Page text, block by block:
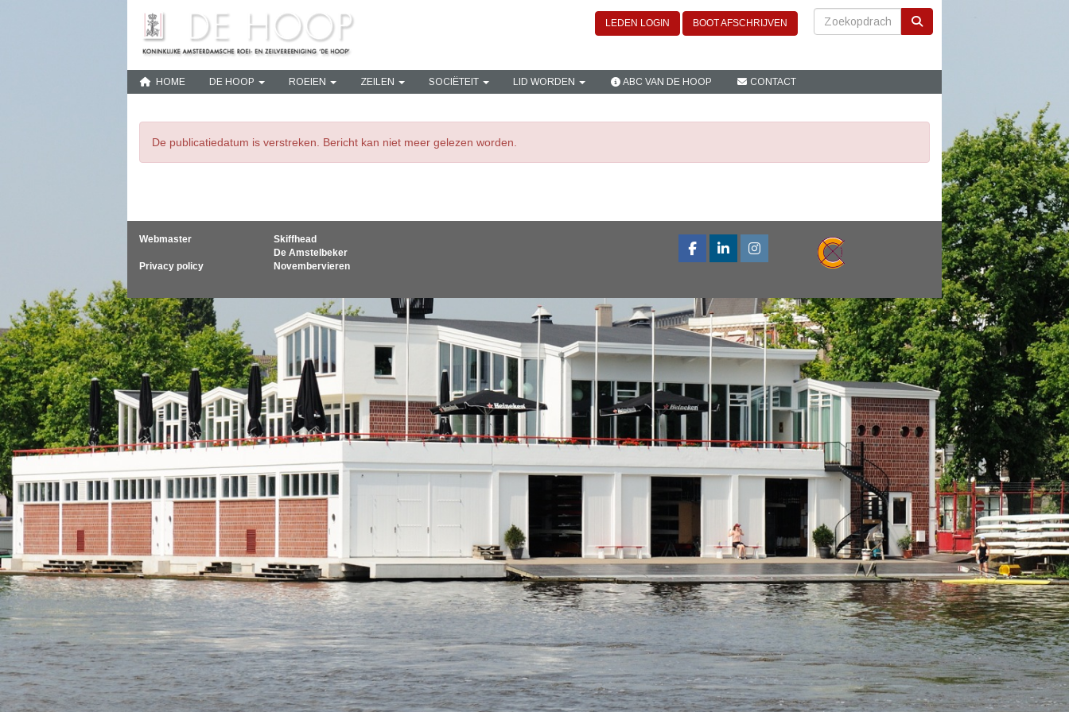
LEDEN LOGIN BOOT AFSCHRIJVEN
HOME DE HOOP ROEIEN ZEILEN SOCIËTEIT LID WORDEN ABC VAN DE HOOP CONTACT
De publicatiedatum is verstreken. Bericht kan niet meer gelezen worden.
Webmaster
Privacy policy
Skiffhead
De Amstelbeker
Novembervieren